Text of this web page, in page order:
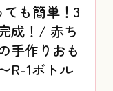
も簡単！3
成！/ 赤ち
手作りおも
R-1ボトル